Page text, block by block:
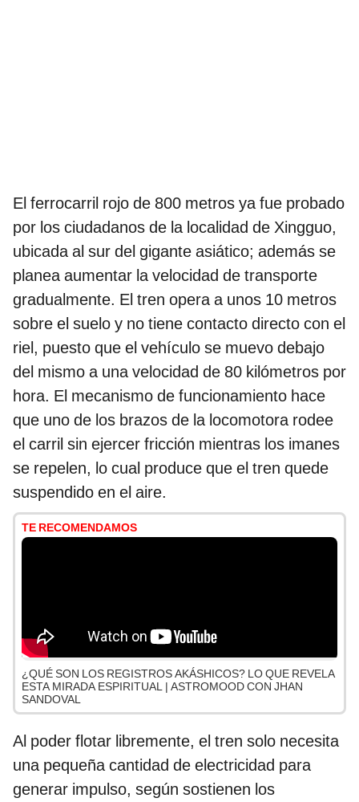
El ferrocarril rojo de 800 metros ya fue probado
por los ciudadanos de la localidad de Xingguo,
ubicada al sur del gigante asiático; además se
planea aumentar la velocidad de transporte
gradualmente. El tren opera a unos 10 metros
sobre el suelo y no tiene contacto directo con el
riel, puesto que el vehículo se muevo debajo
del mismo a una velocidad de 80 kilómetros por
hora. El mecanismo de funcionamiento hace
que uno de los brazos de la locomotora rodee
el carril sin ejercer fricción mientras los imanes
se repelen, lo cual produce que el tren quede
suspendido en el aire.
TE RECOMENDAMOS
¿QUÉ SON LOS REGISTROS AKÁSHICOS? LO QUE REVELA
ESTA MIRADA ESPIRITUAL | ASTROMOOD CON JHAN
SANDOVAL
Al poder flotar libremente, el tren solo necesita
una pequeña cantidad de electricidad para
generar impulso, según sostienen los